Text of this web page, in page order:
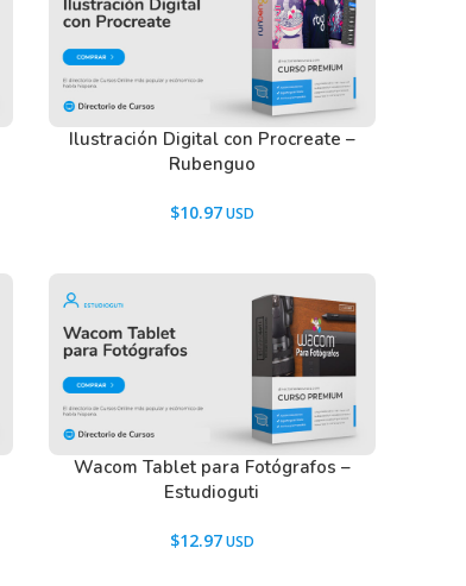
Ilustración Digital con Procreate –
Rubenguo
$10.97
Wacom Tablet para Fotógrafos –
Estudioguti
$12.97